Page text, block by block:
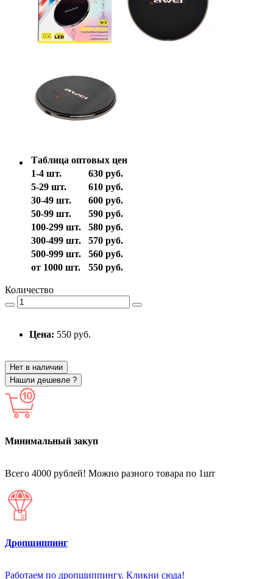
Таблица оптовых цен
1-4 шт.
630 руб.
5-29 шт.
610 руб.
30-49 шт.
600 руб.
50-99 шт.
590 руб.
100-299 шт.
580 руб.
300-499 шт.
570 руб.
500-999 шт.
560 руб.
от 1000 шт.
550 руб.
Количество
Цена: 550 руб.
Нет в наличии
Нашли дешевле ?
Минимальный закуп
Всего 4000 рублей! Можно разного товара по 1шт
Дропшиппинг
Работаем по дропшиппингу. Кликни сюда!